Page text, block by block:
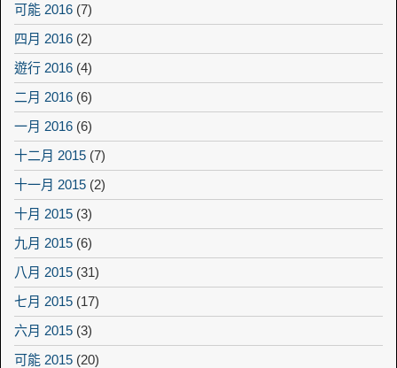
可能 2016 (7)
四月 2016 (2)
遊行 2016 (4)
二月 2016 (6)
一月 2016 (6)
十二月 2015 (7)
十一月 2015 (2)
十月 2015 (3)
九月 2015 (6)
八月 2015 (31)
七月 2015 (17)
六月 2015 (3)
可能 2015 (20)